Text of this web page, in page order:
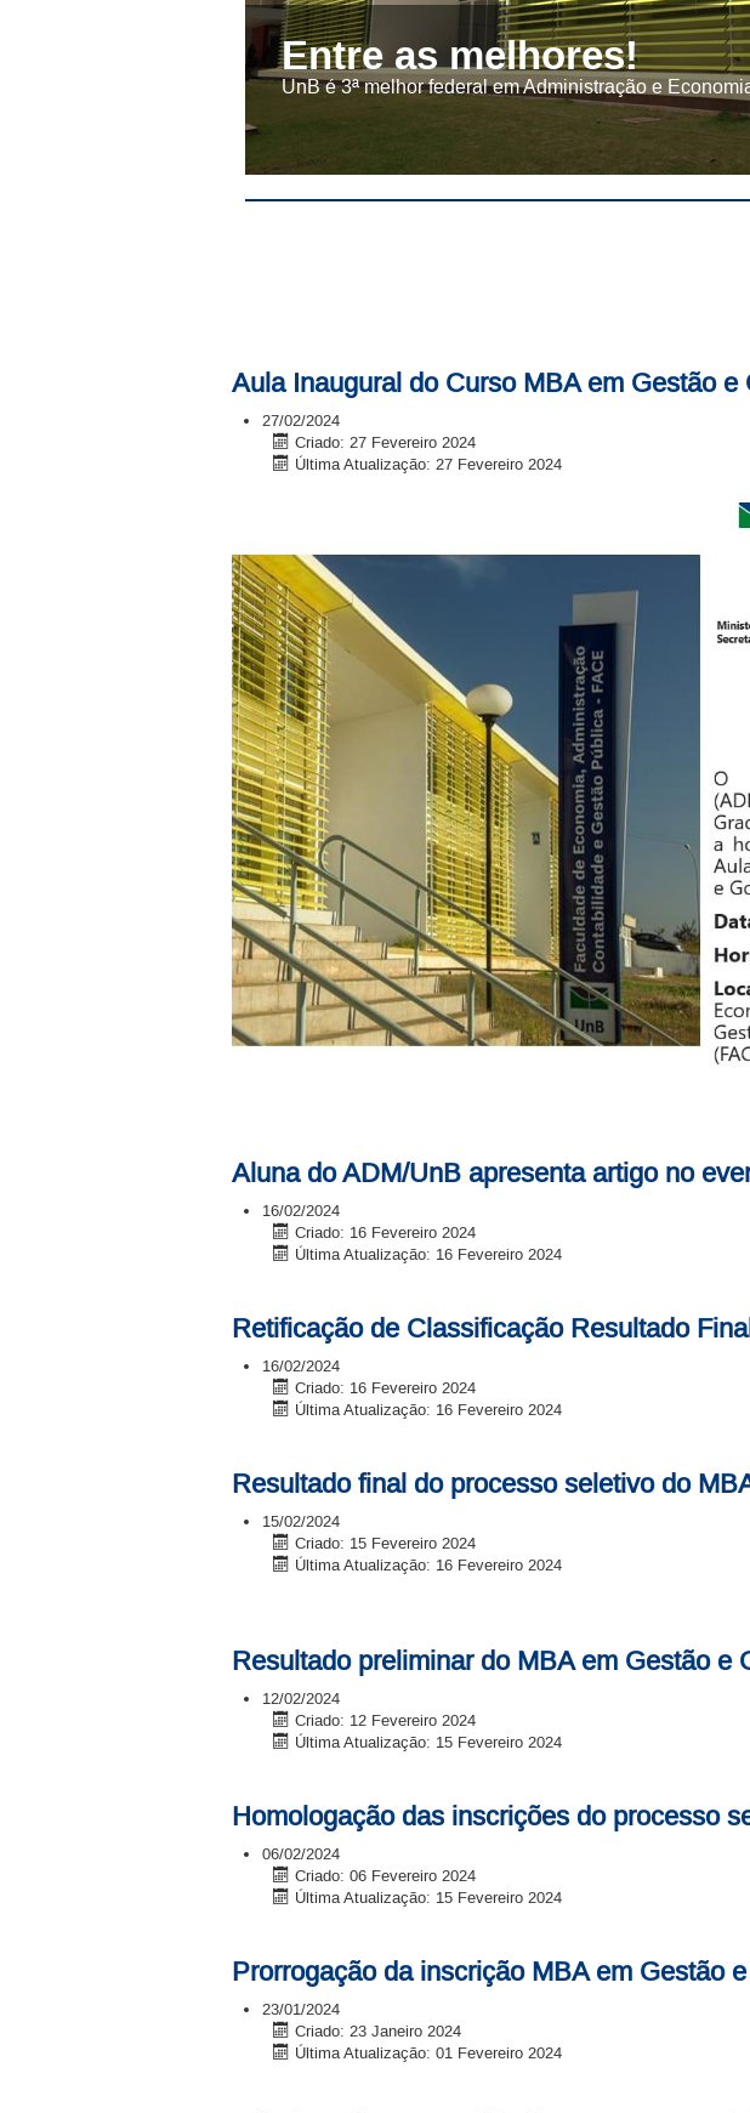
Entre as melhores!
UnB é 3ª melhor federal em Administração e
Aula Inaugural do Curso MBA em Gestão
27/02/2024
Criado: 27 Fevereiro 2024
Última Atualização: 27 Fevereiro 2024
Aluna do ADM/UnB apresenta artigo no
16/02/2024
Criado: 16 Fevereiro 2024
Última Atualização: 16 Fevereiro 2024
Retificação de Classificação Resultado
16/02/2024
Criado: 16 Fevereiro 2024
Última Atualização: 16 Fevereiro 2024
Resultado final do processo seletivo do
15/02/2024
Criado: 15 Fevereiro 2024
Última Atualização: 16 Fevereiro 2024
Resultado preliminar do MBA em Gestão e
12/02/2024
Criado: 12 Fevereiro 2024
Última Atualização: 15 Fevereiro 2024
Homologação das inscrições do processo
06/02/2024
Criado: 06 Fevereiro 2024
Última Atualização: 15 Fevereiro 2024
Prorrogação da inscrição MBA em Gestão
23/01/2024
Criado: 23 Janeiro 2024
Última Atualização: 01 Fevereiro 2024